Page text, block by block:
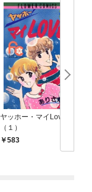
ヤッホー・マイLove
（１）
583